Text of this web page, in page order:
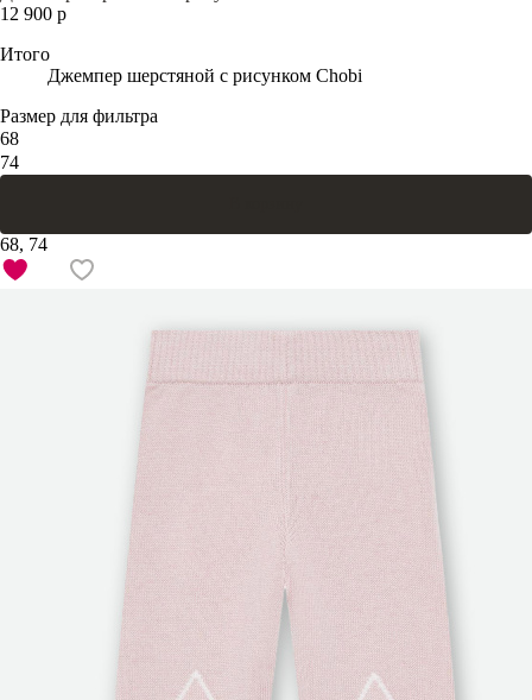
12 900 р
Итого
Джемпер шерстяной с рисунком Chobi
Размер для фильтра
68
74
68, 74